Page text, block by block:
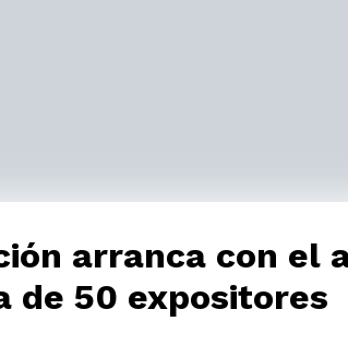
arranca con
de 50 expositores